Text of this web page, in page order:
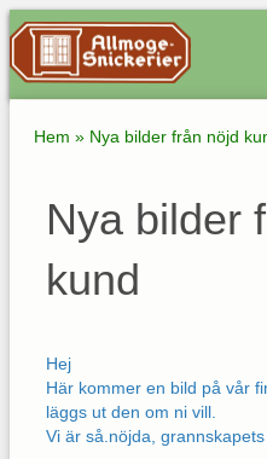
Hem » Nya bilder från nöjd
Nya bilder
kund
Hej
Här kommer en bild på vår
läggs ut den om ni vill.
Vi är så.nöjda,